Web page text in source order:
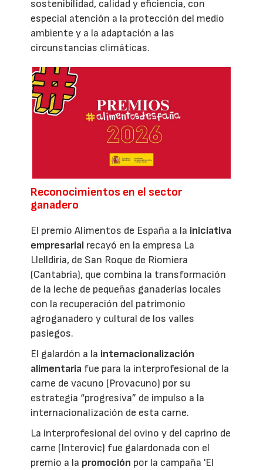
sostenibilidad, calidad y eficiencia, con
especial atención a la protección del medio
ambiente y a la adaptación a las
circunstancias climáticas.
Reconocimientos en el sector
ganadero
El premio Alimentos de España a la iniciativa
empresarial recayó en la empresa La
Llelldiría, de San Roque de Riomiera
(Cantabria), que combina la transformación
de la leche de pequeñas ganaderías locales
con la recuperación del patrimonio
agroganadero y cultural de los valles
pasiegos.
El galardón a la internacionalización
alimentaria fue para la interprofesional de la
carne de vacuno (Provacuno) por su
estrategia “progresiva” de impulso a la
internacionalización de esta carne.
La interprofesional del ovino y del caprino de
carne (Interovic) fue galardonada con el
premio a la promoción por la campaña 'El